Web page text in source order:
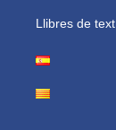
Llibres de text